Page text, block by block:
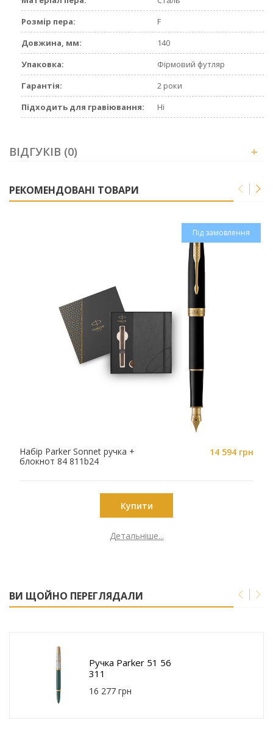
Розмір пера:
F
Довжина, мм:
140
Упаковка:
Фірмовий футляр
Гарантія:
2 роки
Підходить для гравіювання:
Ні
ВІДГУКІВ (0) +
РЕКОМЕНДОВАНІ ТОВАРИ
Під замовлення
Набір Parker Sonnet ручка +
блокнот 84 811b24
14 594 грн
Купити
Детальніше...
ВИ ЩОЙНО ПЕРЕГЛЯДАЛИ
Ручка Parker 51 56
311
16 277 грн